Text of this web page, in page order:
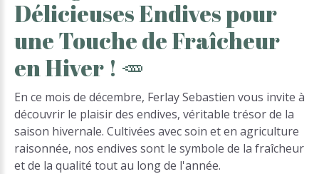
DélicieusesEndivespour
uneTouchedeFraîcheur
enHiver ! 🥕
En ce mois de décembre, Ferlay Sebastien vous invite à
découvrir le plaisir des endives, véritable trésor de la
saison hivernale. Cultivées avec soin et en agriculture
raisonnée, nos endives sont le symbole de la fraîcheur
et de la qualité tout au long de l'année.